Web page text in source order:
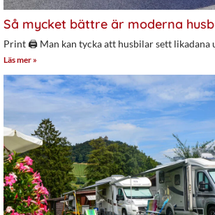
Så mycket bättre är moderna
Print 🖨 Man kan tycka att husbilar sett likadana
Läs mer »